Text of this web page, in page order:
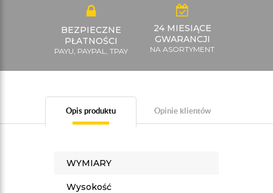
BEZPIECZNE
PŁATNOŚCI
PAYU, PAYPAL, TPAY
24 MIESIĄCE
GWARANCJI
NA ASORTYMENT
Opis produktu Opinie klientów
WYMIARY
Wysokość